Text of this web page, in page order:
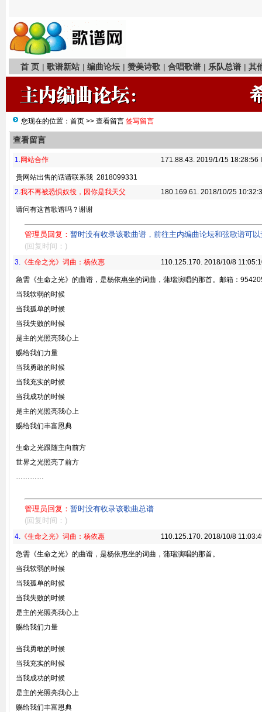
首 页 | 歌谱新站 | 编曲论坛 | 赞美诗歌 | 合唱歌谱 | 乐队总谱 | 其
您现在的位置： 首页 >> 查看留言 签写留言
查看留言
1.网站合作 171.88.43. 2019/1/15 18:28:56
贵网站出售的话请联系我 2818099331
2.我不再被恐惧奴役，因你是我天父 180.169.61. 2018/10/25
请问有这首歌谱吗？谢谢
管理员回复： 暂时没有收录该歌曲谱，前往主内编曲论坛和弦歌谱可以
(回复时间：)
3. 《生命之光》词曲：杨依惠 110.125.170. 2018/10/8
急需《生命之光》的曲谱，是杨依惠坐的词曲，蒲瑞演唱的那首。邮箱：
当我软弱的时候
当我孤单的时候
当我失败的时候
是主的光照亮我心上
赐给我们力量
当我勇敢的时候
当我充实的时候
当我成功的时候
是主的光照亮我心上
赐给我们丰富恩典
生命之光跟随主向前方
世界之光照亮了前方
…………
管理员回复： 暂时没有收录该歌曲总谱
(回复时间：)
4. 《生命之光》词曲：杨依惠 110.125.170. 2018/10/8
急需《生命之光》的曲谱，是杨依惠坐的词曲，蒲瑞演唱的那首。
当我软弱的时候
当我孤单的时候
当我失败的时候
是主的光照亮我心上
赐给我们力量
当我勇敢的时候
当我充实的时候
当我成功的时候
是主的光照亮我心上
赐给我们丰富恩典